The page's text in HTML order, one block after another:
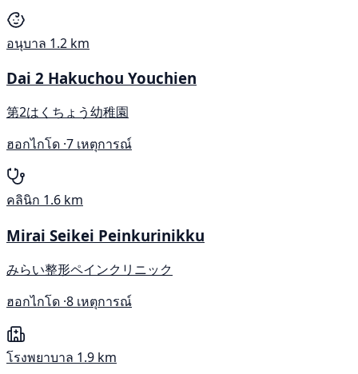
อนุบาล 1.2 km
Dai 2 Hakuchou Youchien
第2はくちょう幼稚園
ฮอกไกโด ·7 เหตุการณ์
คลินิก 1.6 km
Mirai Seikei Peinkurinikku
みらい整形ペインクリニック
ฮอกไกโด ·8 เหตุการณ์
โรงพยาบาล 1.9 km